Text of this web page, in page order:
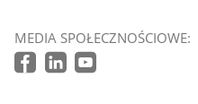
MEDIA SPOŁECZNOŚCIOWE: